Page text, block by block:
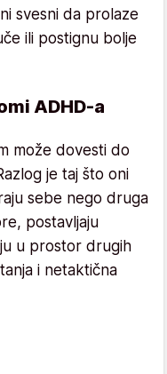
svesni da prolaze
ili postignu bolje
ADHD-a
može dovesti do
je taj što oni
sebe nego druga
postavljaju
u prostor drugih
i netaktična